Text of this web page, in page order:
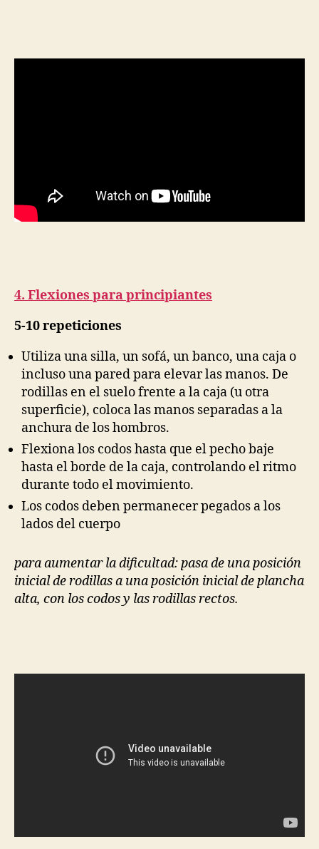
4. Flexiones para principiantes
5-10 repeticiones
Utiliza una silla, un sofá, un banco, una caja o
incluso una pared para elevar las manos. De
rodillas en el suelo frente a la caja (u otra
superficie), coloca las manos separadas a la
anchura de los hombros.
Flexiona los codos hasta que el pecho baje
hasta el borde de la caja, controlando el ritmo
durante todo el movimiento.
Los codos deben permanecer pegados a los
lados del cuerpo
para aumentar la dificultad: pasa de una posición
inicial de rodillas a una posición inicial de plancha
alta, con los codos y las rodillas rectos.